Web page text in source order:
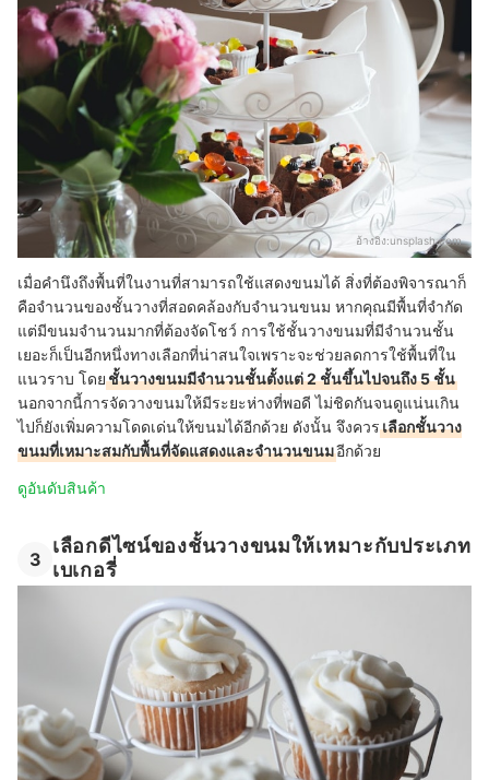
อ้างอิง:unsplash.com
เมื่อคำนึงถึงพื้นที่ในงานที่สามารถใช้แสดงขนมได้ สิ่งที่ต้องพิจารณาก็
คือจำนวนของชั้นวางที่สอดคล้องกับจำนวนขนม หากคุณมีพื้นที่จำกัด
แต่มีขนมจำนวนมากที่ต้องจัดโชว์ การใช้ชั้นวางขนมที่มีจำนวนชั้น
เยอะก็เป็นอีกหนึ่งทางเลือกที่น่าสนใจเพราะจะช่วยลดการใช้พื้นที่ใน
แนวราบ โดยชั้นวางขนมมีจำนวนชั้นตั้งแต่ 2 ชั้นขึ้นไปจนถึง 5 ชั้น
นอกจากนี้การจัดวางขนมให้มีระยะห่างที่พอดี ไม่ชิดกันจนดูแน่นเกิน
ไปก็ยังเพิ่มความโดดเด่นให้ขนมได้อีกด้วย ดังนั้น จึงควรเลือกชั้นวาง
ขนมที่เหมาะสมกับพื้นที่จัดแสดงและจำนวนขนมอีกด้วย
ดูอันดับสินค้า
3
เลือกดีไซน์ของชั้นวางขนมให้เหมาะกับประเภท
เบเกอรี่